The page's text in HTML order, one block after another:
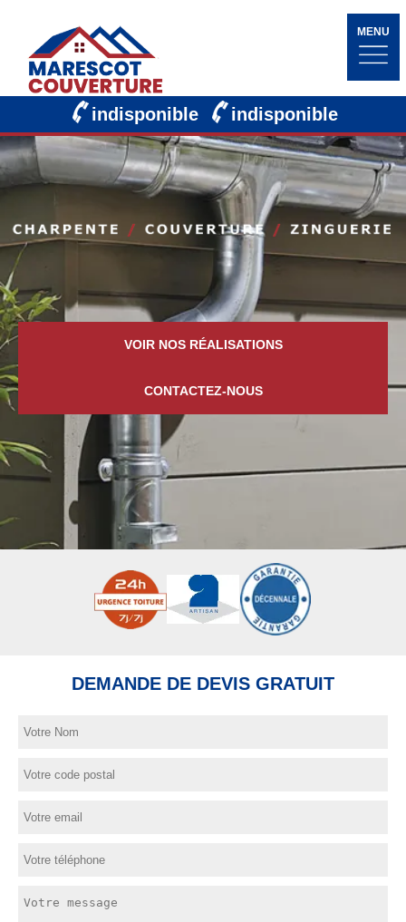
MENU
indisponible indisponible
VOIR NOS RÉALISATIONS
CONTACTEZ-NOUS
DEMANDE DE DEVIS GRATUIT